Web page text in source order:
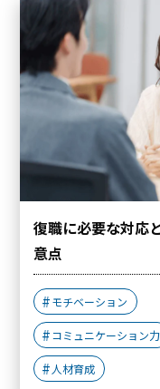
復職に必要な対応
意点
モチベーション
コミュニケーション力
人材育成